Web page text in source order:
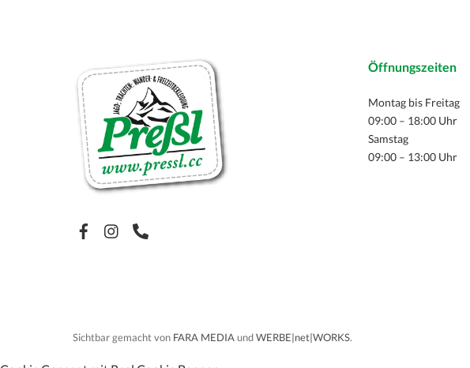
Facebook
Öffnungszeiten
Montag bis Freitag
09:00 – 18:00 Uhr
Samstag
09:00 – 13:00 Uhr
Sichtbar gemacht von FARA MEDIAundWERBE|net|WORKS.